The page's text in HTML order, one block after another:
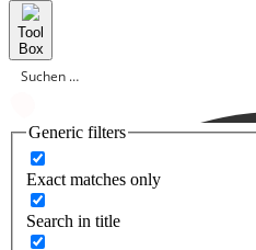
Tool
Box
Generic filters
Exact matches only
Search in title